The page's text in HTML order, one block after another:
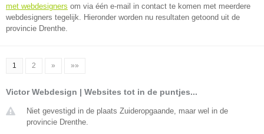
met webdesigners om via één e-mail in contact te komen met meerdere
webdesigners tegelijk. Hieronder worden nu resultaten getoond uit de
provincie Drenthe.
1 2 » »»
Victor Webdesign | Websites tot in de puntjes...
Niet gevestigd in de plaats Zuideropgaande, maar wel in de
provincie Drenthe.